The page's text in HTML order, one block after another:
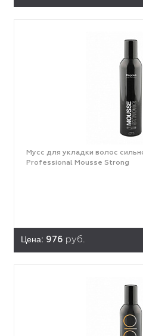
Мусс для укладки волос
Professional Mousse Strong
Цена: 976 руб.